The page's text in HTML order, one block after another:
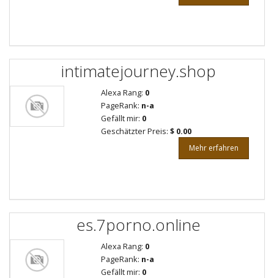
intimatejourney.shop
Alexa Rang: 0
PageRank: n-a
Gefällt mir: 0
Geschätzter Preis: $ 0.00
Mehr erfahren
es.7porno.online
Alexa Rang: 0
PageRank: n-a
Gefällt mir: 0